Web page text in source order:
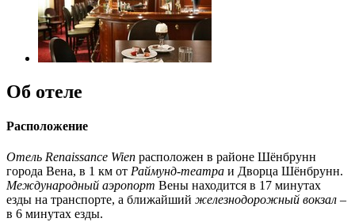
Об отеле
Расположение
Отель Renaissance Wien расположен в районе Шёнбрунн
города Вена, в 1 км от Раймунд-театра и Дворца Шёнбрунн.
Международный аэропорт Вены находится в 17 минутах
езды на транспорте, а ближайший железнодорожный вокзал –
в 6 минутах езды.